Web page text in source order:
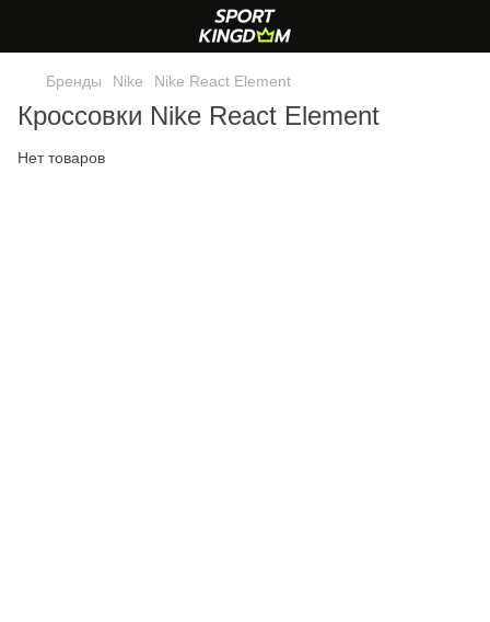
Бренды Nike Nike React Element
Кроссовки Nike React Element
Нет товаров